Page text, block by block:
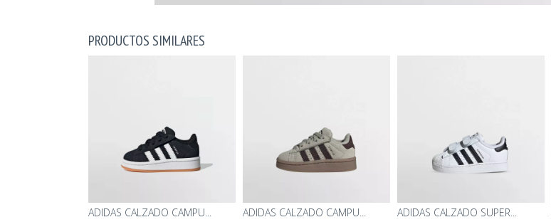
PRODUCTOS SIMILARES
ADIDAS CALZADO CAMPU... ADIDAS CALZADO CAMPU... ADIDAS CALZADO SUPER...